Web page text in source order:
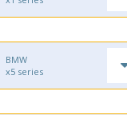
BMW
x5 series